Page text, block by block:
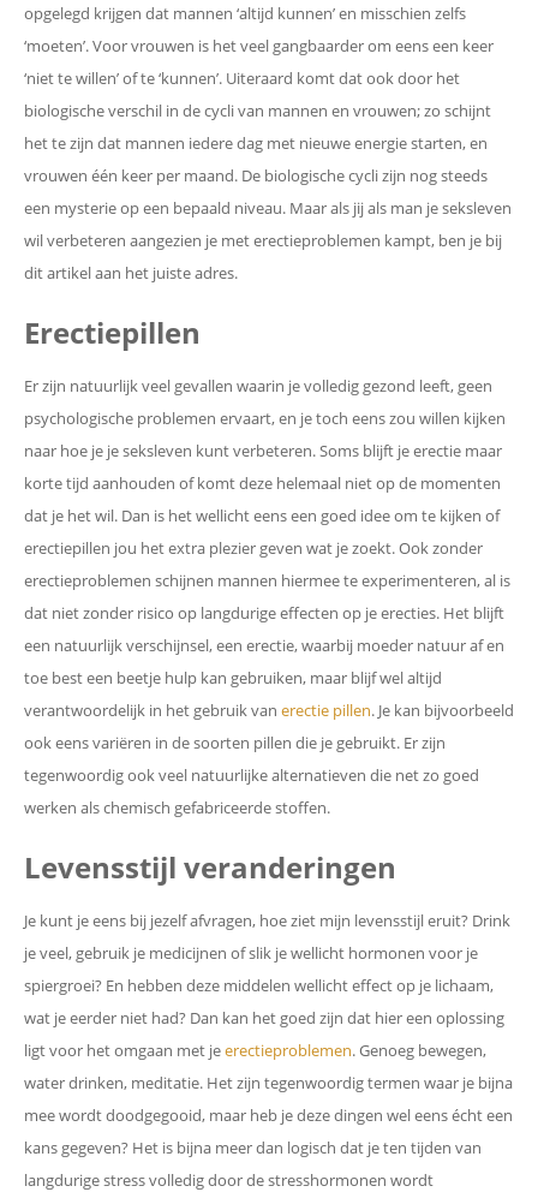
opgelegd krijgen dat mannen ‘altijd kunnen’ en misschien zelfs
‘moeten’. Voor vrouwen is het veel gangbaarder om eens een keer
‘niet te willen’ of te ‘kunnen’. Uiteraard komt dat ook door het
biologische verschil in de cycli van mannen en vrouwen; zo schijnt
het te zijn dat mannen iedere dag met nieuwe energie starten, en
vrouwen één keer per maand. De biologische cycli zijn nog steeds
een mysterie op een bepaald niveau. Maar als jij als man je seksleven
wil verbeteren aangezien je met erectieproblemen kampt, ben je bij
dit artikel aan het juiste adres.
Erectiepillen
Er zijn natuurlijk veel gevallen waarin je volledig gezond leeft, geen
psychologische problemen ervaart, en je toch eens zou willen kijken
naar hoe je je seksleven kunt verbeteren. Soms blijft je erectie maar
korte tijd aanhouden of komt deze helemaal niet op de momenten
dat je het wil. Dan is het wellicht eens een goed idee om te kijken of
erectiepillen jou het extra plezier geven wat je zoekt. Ook zonder
erectieproblemen schijnen mannen hiermee te experimenteren, al is
dat niet zonder risico op langdurige effecten op je erecties. Het blijft
een natuurlijk verschijnsel, een erectie, waarbij moeder natuur af en
toe best een beetje hulp kan gebruiken, maar blijf wel altijd
verantwoordelijk in het gebruik van erectie pillen. Je kan bijvoorbeeld
ook eens variëren in de soorten pillen die je gebruikt. Er zijn
tegenwoordig ook veel natuurlijke alternatieven die net zo goed
werken als chemisch gefabriceerde stoffen.
Levensstijl veranderingen
Je kunt je eens bij jezelf afvragen, hoe ziet mijn levensstijl eruit? Drink
je veel, gebruik je medicijnen of slik je wellicht hormonen voor je
spiergroei? En hebben deze middelen wellicht effect op je lichaam,
wat je eerder niet had? Dan kan het goed zijn dat hier een oplossing
ligt voor het omgaan met jeerectieproblemen. Genoeg bewegen,
water drinken, meditatie. Het zijn tegenwoordig termen waar je bijna
mee wordt doodgegooid, maar heb je deze dingen wel eens écht een
kans gegeven? Het is bijna meer dan logisch dat je ten tijden van
langdurige stress volledig door de stresshormonen wordt